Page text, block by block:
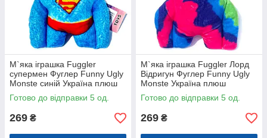
М`яка іграшка Fuggler
супермен Фуглер Funny Ugly
Monste синій Україна плюш
25*17*6см (00516-3)
Готово до відправки 5 од.
269 ₴
М`яка іграшка Fuggler Лорд
Відригун Фуглер Funny Ugly
Monste Україна плюш
24*16*5см (00516-6)
Готово до відправки 5 од.
269 ₴